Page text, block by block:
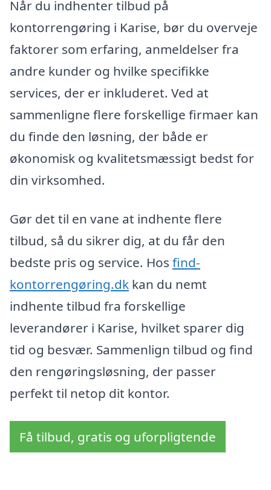
Når du indhenter tilbud på
kontorrengøring i Karise, bør du overveje
faktorer som erfaring, anmeldelser fra
andre kunder og hvilke specifikke
services, der er inkluderet. Ved at
sammenligne flere forskellige firmaer kan
du finde den løsning, der både er
økonomisk og kvalitetsmæssigt bedst for
din virksomhed.
Gør det til en vane at indhente flere
tilbud, så du sikrer dig, at du får den
bedste pris og service. Hos find-
kontorrengøring.dk kan du nemt
indhente tilbud fra forskellige
leverandører i Karise, hvilket sparer dig
tid og besvær. Sammenlign tilbud og find
den rengøringsløsning, der passer
perfekt til netop dit kontor.
Få tilbud, gratis og uforpligtende